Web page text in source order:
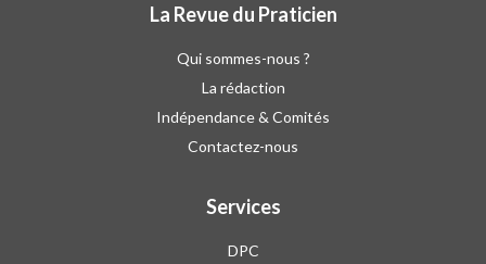
La Revue du Praticien
Qui sommes-nous ?
La rédaction
Indépendance & Comités
Contactez-nous
Services
DPC